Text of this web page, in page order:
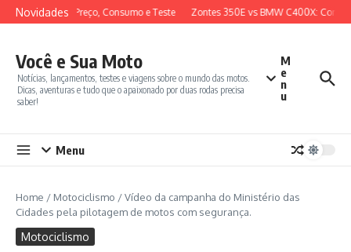
Ir para o conteúdo
Novidades
Completo, Preço, Consumo e Teste Zontes 350E vs BMW C400X:
Você e Sua Moto
Notícias, lançamentos, testes e viagens sobre o mundo das motos.
Dicas, aventuras e tudo que o apaixonado por duas rodas precisa
saber!
M
e
n
u
Menu
Home / Motociclismo /Vídeo da campanha do Ministério das
Cidades pela pilotagem de motos com segurança.
Motociclismo